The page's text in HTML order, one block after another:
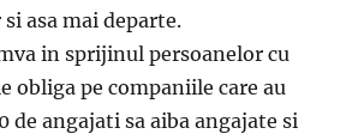
asa mai departe.
in sprijinul persoanelor cu
obliga pe companiile care au
de angajati sa aiba angajate si